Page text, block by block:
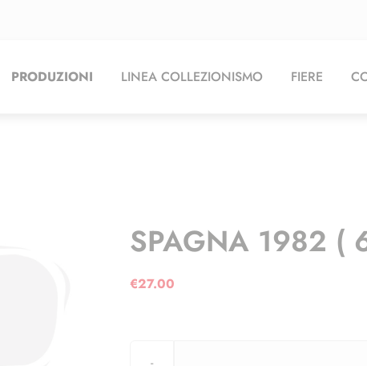
PRODUZIONI LINEA COLLEZIONISMO FIERE
SPAGNA 1982 (
€27.00